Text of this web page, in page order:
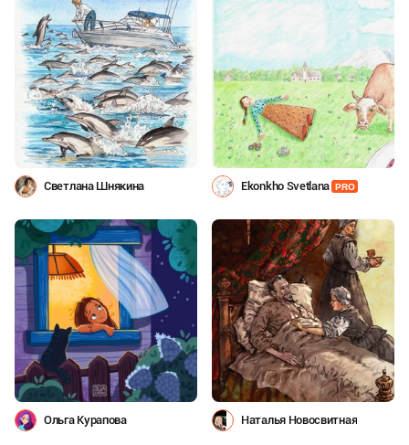
Светлана Шнякина Ekonkho Svetlana PRO
Ольга Курапова Наталья Новосвитная